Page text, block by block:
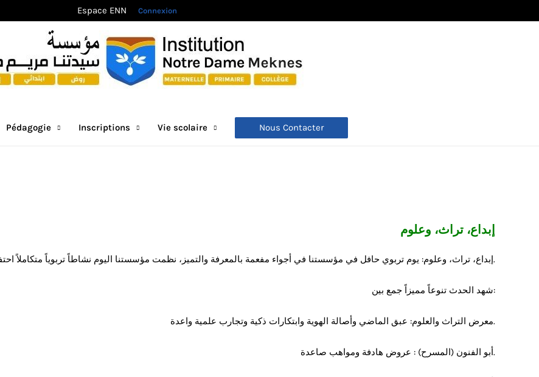
Espace ENN Connexion
Pédagogie Inscriptions Vie scolaire Nous Contacter
إبداع، تراث، وعلوم
إبداع، تراث، وعلوم: يوم تربوي حافل في مؤسستنا في أجواء مفعمة بالمعرفة والتميز، نظمت مؤسستنا اليوم نشاطاً تربوياً متكاملاً احتفى بمواهب وإبداعات تلاميذنا.
​شهد الحدث تنوعاً مميزاً جمع بين:
معرض التراث والعلوم: عبق الماضي وأصالة الهوية وابتكارات ذكية وتجارب علمية واعدة.
​ أبو الفنون (المسرح) : عروض هادفة ومواهب صاعدة.